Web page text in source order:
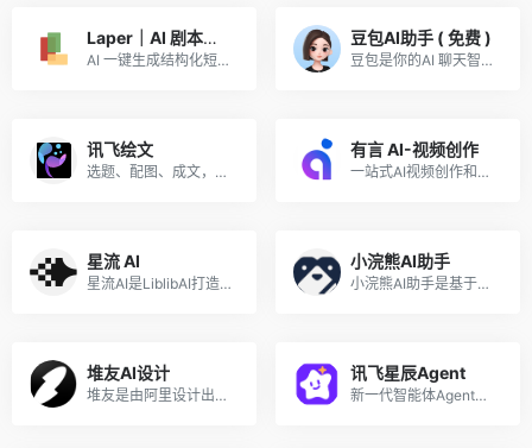
Laper｜AI 剧本多人协作平台
AI 一键生成结构化短剧剧本，支持多人协同编辑，创作效率提升 80%，过稿率高适合长期变现
豆包AI助手 ( 免费 )
豆包是你的AI 聊天智能对话问答助手
讯飞绘文
选题、配图、成文，一站式创作，让内容运营更高效
有言 AI-视频创作
一站式AI视频创作和3D数字人生成平台
星流 AI
星流AI是LiblibAI打造的一站式多模态AI设计Agent，深度优化中文语境，支持图/视频/3D/音频全链路创作与精细化编辑，低门槛实现专业级创意产出。
小浣熊AI助手
小浣熊AI助手是基于商汤自研大语言模型的智能助手，包含代码助手、办公助手，满足用户代码编写、数据分析、编程学习等各类需求。
堆友AI设计
堆友是由阿里设计出品的AI绘画+电商神器，堪称零门槛上手的Midjourney国产平替，在线可体验专业AI绘画工具及上千款AI风格模型和近万个免费可商用的3D素材，是“适合中国宝宝体质”的AI神器。堆友已汇聚超50万AI创作者、设计师，平台日均生成10万张AI作品，并承办多类专业设计赛事活动，成为国内领先的AI设计平台。
讯飞星辰Agent
新一代智能体Agent开发平台，助力开发者快速搭建生产级智能体